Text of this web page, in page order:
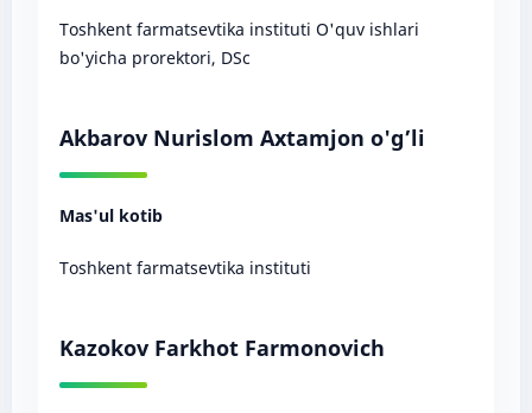
Toshkent farmatsevtika instituti O'quv ishlari
bo'yicha prorektori, DSc
Akbarov Nurislom Axtamjon o'g’li
Mas'ul kotib
Toshkent farmatsevtika instituti
Kazokov Farkhot Farmonovich